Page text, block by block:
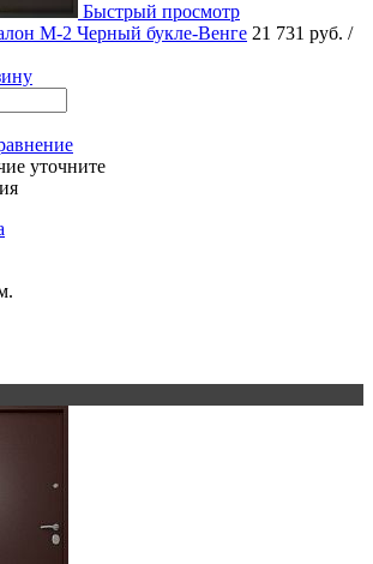
Быстрый просмотр
М-2 Черный букле-Венге 21 731 руб. /
уточните